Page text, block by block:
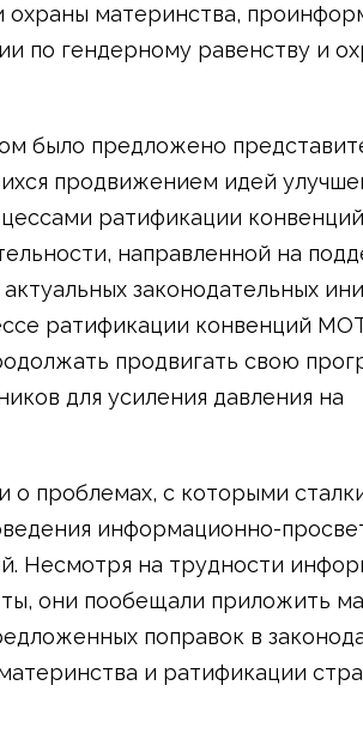
охраны материнства,
по гендерному равенству и
было предложено
продвижением идей
ратификации
направленной на
законодательных
ратификации конвенций
продвигать свою
для усиления давления на
проблемах, с которыми
информационно-
Несмотря на трудности
они пообещали приложить
поправок в
и ратификации